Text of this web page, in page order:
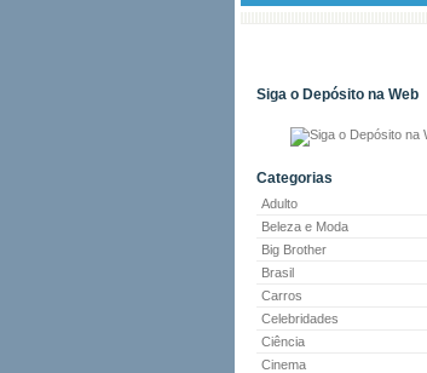
Siga o Depósito na Web
Categorias
Adulto
Beleza e Moda
Big Brother
Brasil
Carros
Celebridades
Ciência
Cinema